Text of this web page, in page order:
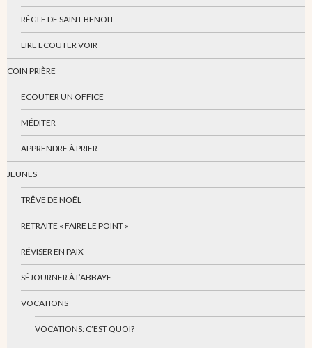
RÈGLE DE SAINT BENOIT
LIRE ECOUTER VOIR
COIN PRIÈRE
ECOUTER UN OFFICE
MÉDITER
APPRENDRE À PRIER
JEUNES
TRÊVE DE NOËL
RETRAITE « FAIRE LE POINT »
RÉVISER EN PAIX
SÉJOURNER À L’ABBAYE
VOCATIONS
VOCATIONS: C’EST QUOI?